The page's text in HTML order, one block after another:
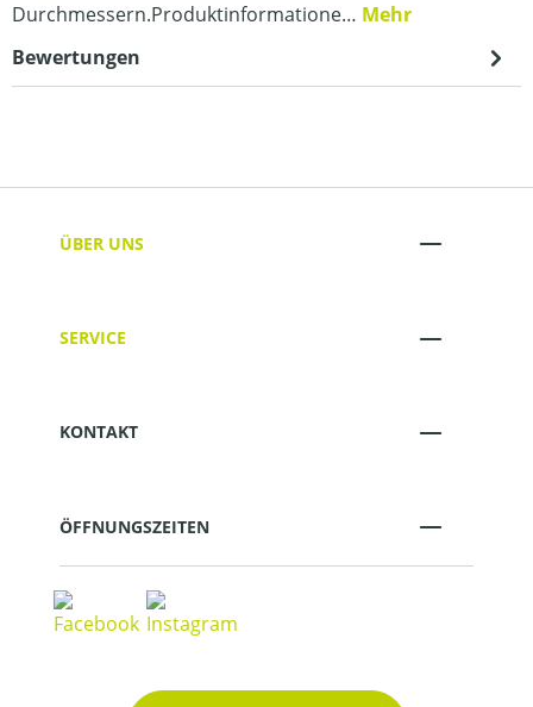
Durchmessern.Produktinformatione… Mehr
Bewertungen
ÜBER UNS
SERVICE
KONTAKT
ÖFFNUNGSZEITEN